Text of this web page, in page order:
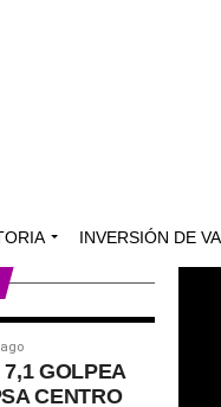
INVERSIÓN DE
GOLPEA
CENTRO